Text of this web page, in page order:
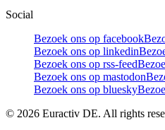
Social
Bezoek ons op facebook
Bezoek ons op linkedin
Bezoek ons op rss-feed
Bezoek ons op mastodon
Bezoek ons op bluesky
© 2026 Euractiv DE. All rights